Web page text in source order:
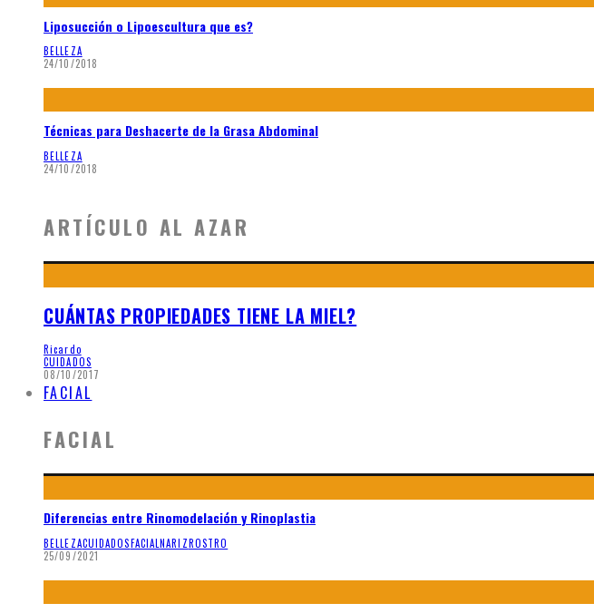
Liposucción o Lipoescultura que es?
BELLEZA
24/10/2018
Técnicas para Deshacerte de la Grasa Abdominal
BELLEZA
24/10/2018
ARTÍCULO AL AZAR
CUÁNTAS PROPIEDADES TIENE LA MIEL?
Ricardo
CUIDADOS
08/10/2017
FACIAL
FACIAL
Diferencias entre Rinomodelación y Rinoplastia
BELLEZACUIDADOSFACIALNARIZROSTRO
25/09/2021